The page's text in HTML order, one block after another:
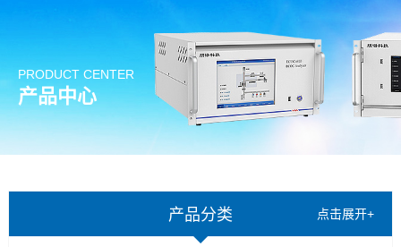
PRODUCT CENTER
产品中心
产品分类 点击展开+